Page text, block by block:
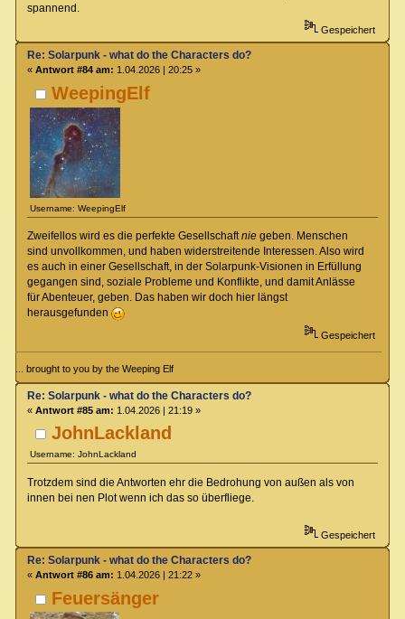
spannend.
Gespeichert
WeepingElf
Username: WeepingElf
Re: Solarpunk - what do the Characters do?
« Antwort #84 am: 1.04.2026 | 20:25 »
Zweifellos wird es die perfekte Gesellschaftniegeben. Menschen
sind unvollkommen, und haben widerstreitende Interessen. Also wird
es auch in einer Gesellschaft, in der Solarpunk-Visionen in Erfüllung
gegangen sind, soziale Probleme und Konflikte, und damit Anlässe
für Abenteuer, geben. Das haben wir doch hier längst
herausgefunden
Gespeichert
... brought to you by the Weeping Elf
JohnLackland
Username: JohnLackland
Re: Solarpunk - what do the Characters do?
« Antwort #85 am: 1.04.2026 | 21:19 »
Trotzdem sind die Antworten ehr die Bedrohung von außen als von
innen bei nen Plot wenn ich das so überfliege.
Gespeichert
Feuersänger
Re: Solarpunk - what do the Characters do?
« Antwort #86 am: 1.04.2026 | 21:22 »